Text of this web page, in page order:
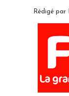
Rédigé par